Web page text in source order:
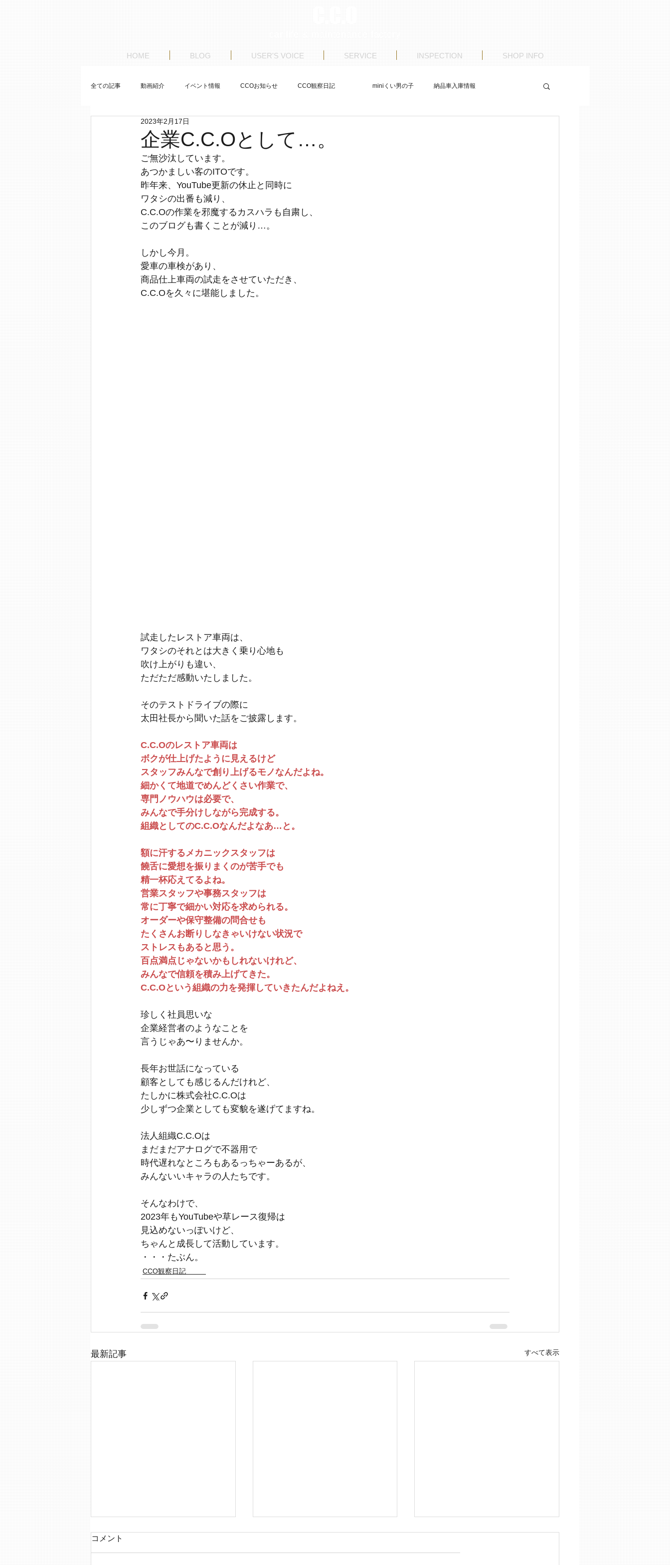
HOME BLOG USER'S VOICE SERVICE INSPECTION SHOP INFO
全ての記事 動画紹介 イベント情報 CCOお知らせ CCO観察日記 miniくい男の子 納品車入庫情報
お客様の車紹介 ゼロから始めるレストア日記
企業C.C.Oとして…。
2023年2月17日
ご無沙汰しています。
あつかましい客のITOです。
昨年来、YouTube更新の休止と同時に
ワタシの出番も減り、
C.C.Oの作業を邪魔するカスハラも自粛し、
このブログも書くことが減り…。
しかし今月。
愛車の車検があり、
商品仕上車両の試走をさせていただき、
C.C.Oを久々に堪能しました。
試走したレストア車両は、
ワタシのそれとは大きく乗り心地も
吹け上がりも違い、
ただただ感動いたしました。
そのテストドライブの際に
太田社長から聞いた話をご披露します。
C.C.Oのレストア車両は
ボクが仕上げたように見えるけど
スタッフみんなで創り上げるモノなんだよね。
細かくて地道でめんどくさい作業で、
専門ノウハウは必要で、
みんなで手分けしながら完成する。
組織としてのC.C.Oなんだよなあ…と。
額に汗するメカニックスタッフは
饒舌に愛想を振りまくのが苦手でも
精一杯応えてるよね。
営業スタッフや事務スタッフは
常に丁寧で細かい対応を求められる。
オーダーや保守整備の問合せも
たくさんお断りしなきゃいけない状況で
ストレスもあると思う。
百点満点じゃないかもしれないけれど、
みんなで信頼を積み上げてきた。
C.C.Oという組織の力を発揮していきたんだよねえ。
珍しく社員思いな
企業経営者のようなことを
言うじゃあ〜りませんか。
長年お世話になっている
顧客としても感じるんだけれど、
たしかに株式会社C.C.Oは
少しずつ企業としても変貌を遂げてますね。
法人組織C.C.Oは
まだまだアナログで不器用で
時代遅れなところもあるっちゃーあるが、
みんないいキャラの人たちです。
そんなわけで、
2023年もYouTubeや草レース復帰は
見込めないっぽいけど、
ちゃんと成長して活動しています。
・・・たぶん。
CCO観察日記
最新記事 すべて表示
コメント